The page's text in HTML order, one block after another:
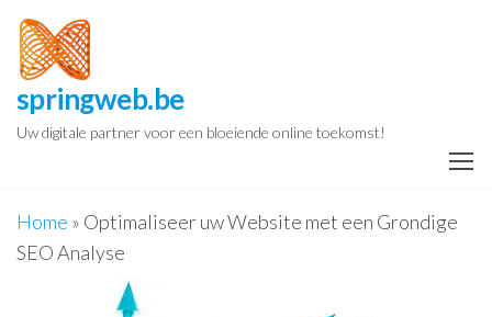
Spring
naar
de
inhoud
springweb.be
Uw digitale partner voor een bloeiende online toekomst!
Home » Optimaliseer uw Website met een Grondige
SEO Analyse